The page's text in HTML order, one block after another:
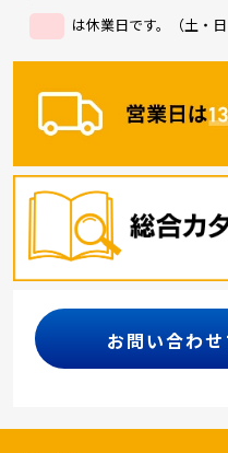
は休業日です。（土・
お問い合わ